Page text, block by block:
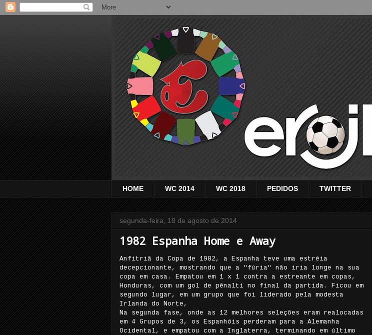
HOME WC 2014 WC 2018 PEDIDOS TWITTER
segunda-feira, 18 de agosto de 2014
1982 Espanha Home e Away
Anfitriã da Copa de 1982, a Espanha teve uma estréia
decepcionante, mostrando que a "fúria" não iria longe na sua
copa em casa. Empatou em 1 x 1 contra a estreante em copas,
Honduras, com um gol de pênalti no final da partida. Ficou em
segundo lugar, em um grupo que foi liderado pela modesta
Irlanda do Norte,
Na segunda fase, onde as 12 melhores seleções eram realocadas
em 4 Grupos de 3, os Espanhóis perderam para a Alemanha
Ocidental, e empatou com a Inglaterra, terminando em último